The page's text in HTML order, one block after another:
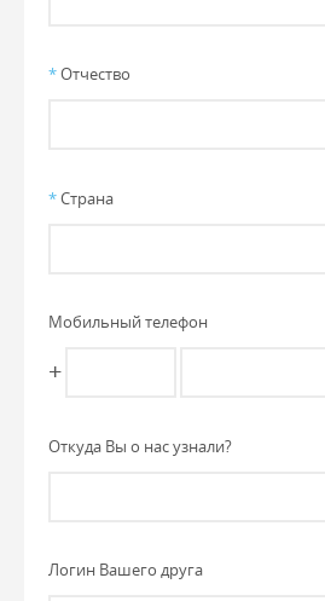
*Отчество
*Страна
Мобильный телефон
+
Откуда Вы о нас узнали?
Логин Вашего друга